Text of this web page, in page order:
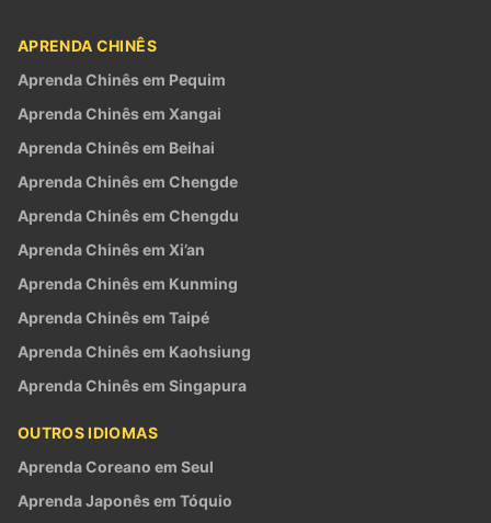
APRENDA CHINÊS
Aprenda Chinês em Pequim
Aprenda Chinês em Xangai
Aprenda Chinês em Beihai
Aprenda Chinês em Chengde
Aprenda Chinês em Chengdu
Aprenda Chinês em Xi’an
Aprenda Chinês em Kunming
Aprenda Chinês em Taipé
Aprenda Chinês em Kaohsiung
Aprenda Chinês em Singapura
OUTROS IDIOMAS
Aprenda Coreano em Seul
Aprenda Japonês em Tóquio